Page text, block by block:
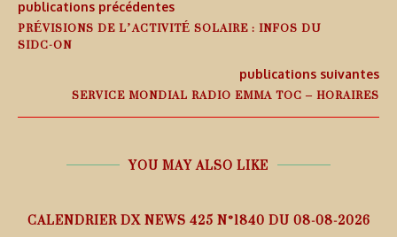
publications précédentes
PRÉVISIONS DE L’ACTIVITÉ SOLAIRE : INFOS DU
SIDC-ON
publications suivantes
SERVICE MONDIAL RADIO EMMA TOC – HORAIRES
YOU MAY ALSO LIKE
CALENDRIER DX NEWS 425 N°1840 DU 08-08-2026